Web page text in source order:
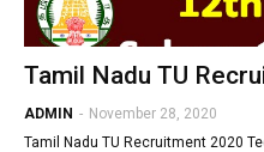
Tamil Nadu TU
ADMIN - November 28, 2020
Tamil Nadu TU Recruitment 2020